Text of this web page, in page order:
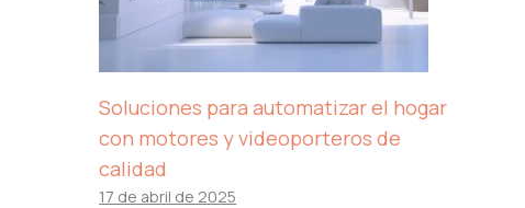
Soluciones para automatizar el hogar
con motores y videoporteros de
calidad
17 de abril de 2025